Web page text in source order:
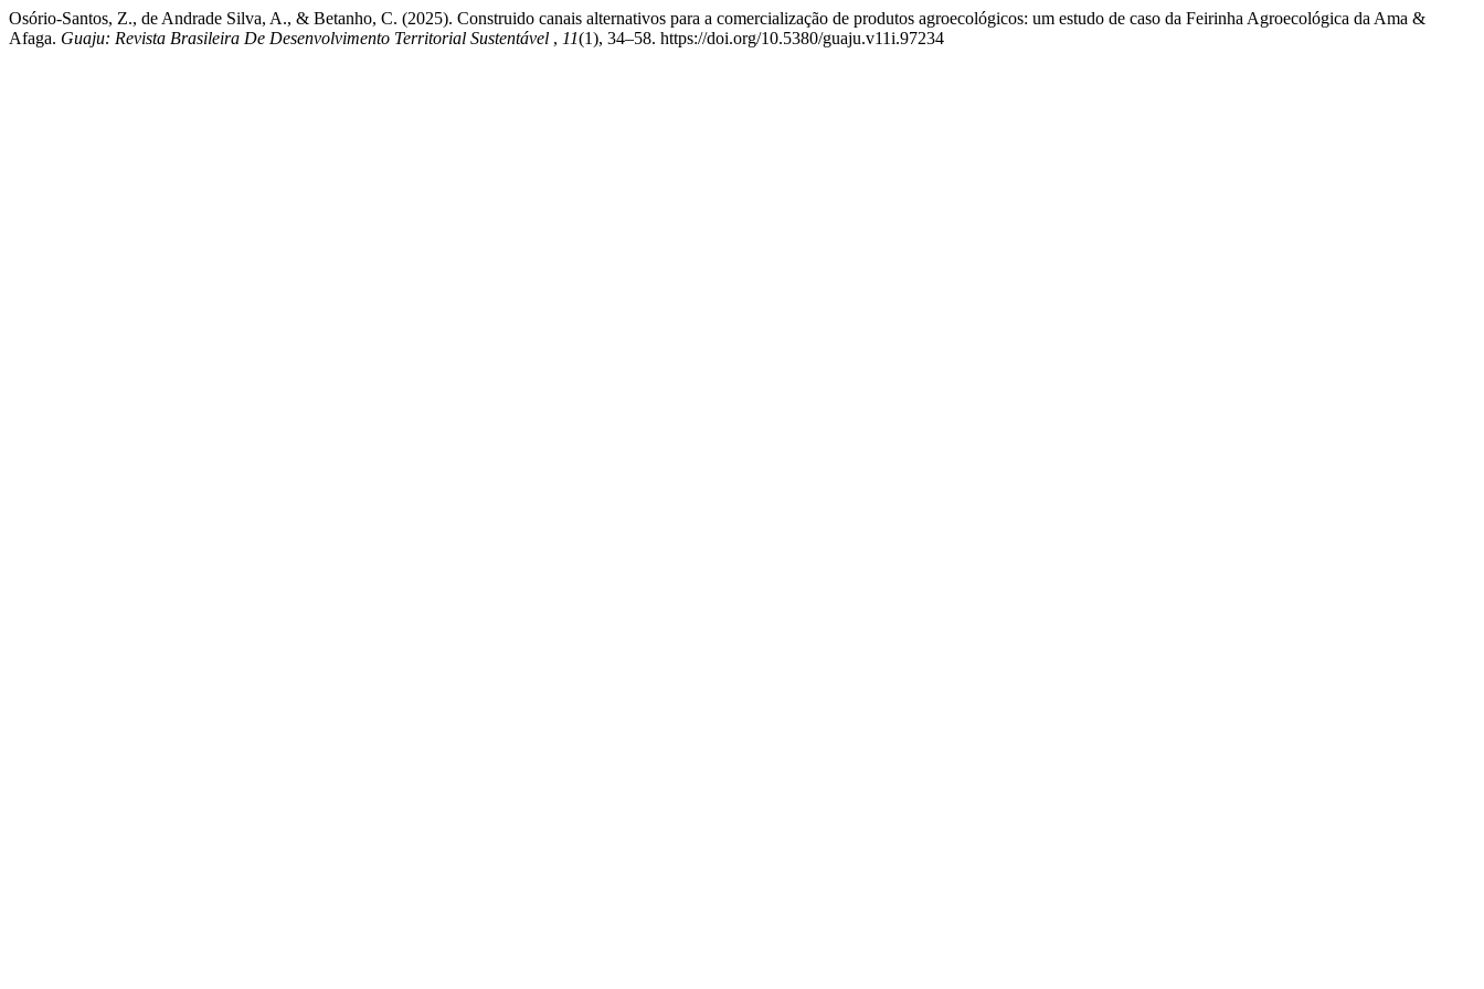
Osório-Santos, Z., de Andrade Silva, A., & Betanho, C. (2025). Construido canais alternativos para a comercialização de produtos agroecológicos: um estudo de caso da Feirinha Agroecológica da Ama &
Afaga. Guaju: Revista Brasileira De Desenvolvimento Territorial Sustentável , 11(1), 34–58. https://doi.org/10.5380/guaju.v11i.97234